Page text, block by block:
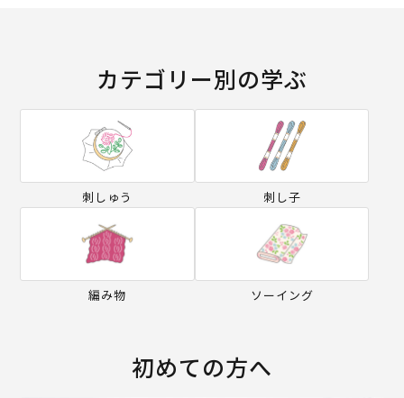
カテゴリー別の学ぶ
刺しゅう 刺し子
編み物 ソーイング
初めての方へ